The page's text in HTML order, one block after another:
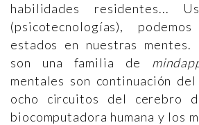
habilidades residentes...
(psicotecnologías),
estados en nuestras mentes.
son una familia de
mentales son continuación
ocho circuitos del cerebro
biocomputadora humana y los